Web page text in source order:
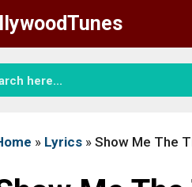
» Lyrics » Show Me The